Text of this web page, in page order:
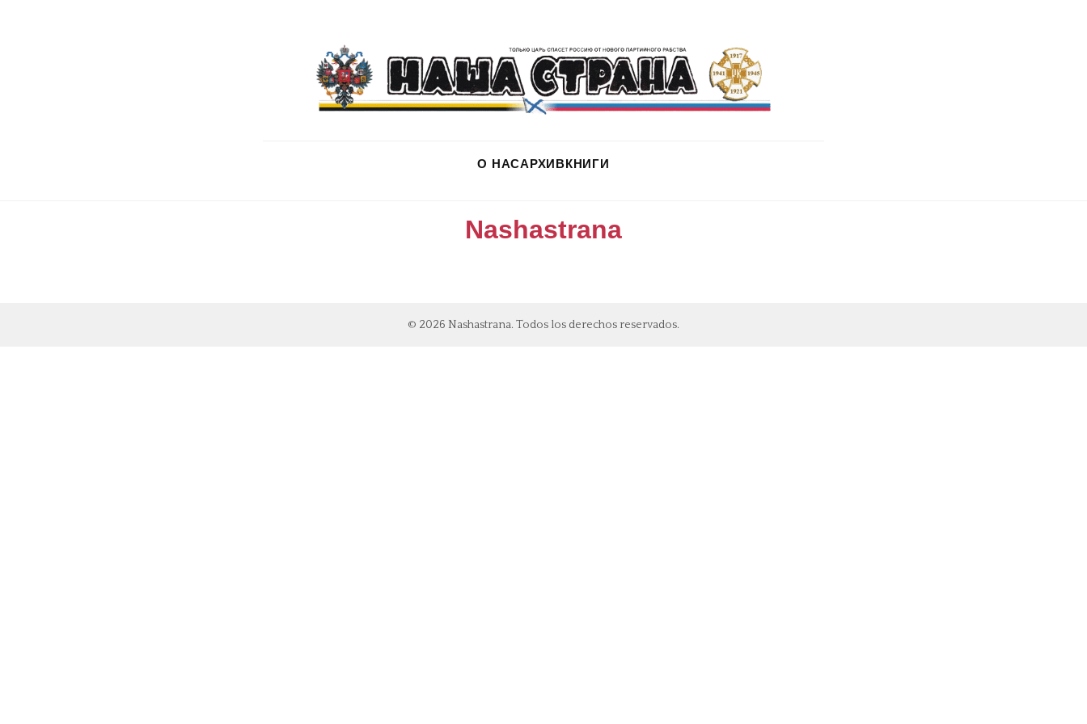
О НАСАРХИВКНИГИ
Nashastrana
© 2026 Nashastrana. Todos los derechos reservados.